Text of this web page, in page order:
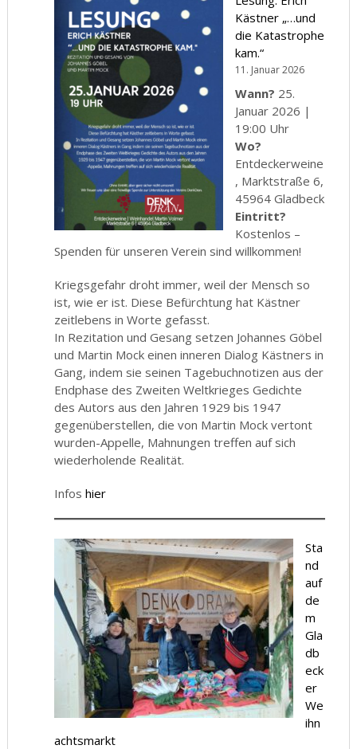
Kästner „…und
die Katastrophe
kam.“
11. Januar 2026
Wann? 25.
Januar 2026 |
19:00 Uhr
Wo?
Entdeckerweine
, Marktstraße 6,
45964 Gladbeck
Eintritt?
Kostenlos –
Spenden für unseren Verein sind willkommen!
Kriegsgefahr droht immer, weil der Mensch so
ist, wie er ist. Diese Befürchtung hat Kästner
zeitlebens in Worte gefasst.
In Rezitation und Gesang setzen Johannes Göbel
und Martin Mock einen inneren Dialog Kästners in
Gang, indem sie seinen Tagebuchnotizen aus der
Endphase des Zweiten Weltkrieges Gedichte
des Autors aus den Jahren 1929 bis 1947
gegenüberstellen, die von Martin Mock vertont
wurden-Appelle, Mahnungen treffen auf sich
wiederholende Realität.
Infoshier
Sta
nd
auf
de
m
Gla
db
eck
er
We
ihn
achtsmarkt